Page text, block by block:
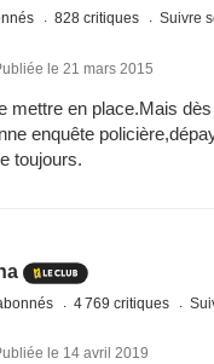
828 critiques Suivre
le 21 mars 2015
mettre en place.Mais
enquête
toujours.
4 769 critiques
le 14 avril 2019